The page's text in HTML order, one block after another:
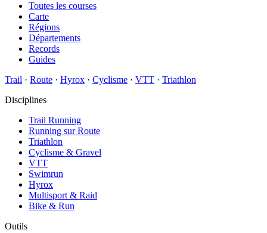
Toutes les courses
Carte
Régions
Départements
Records
Guides
Trail · Route · Hyrox · Cyclisme · VTT · Triathlon
Disciplines
Trail Running
Running sur Route
Triathlon
Cyclisme & Gravel
VTT
Swimrun
Hyrox
Multisport & Raid
Bike & Run
Outils